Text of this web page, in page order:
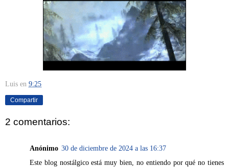
Luis en 9:25
Compartir
2 comentarios:
Anónimo 30 de diciembre de 2024 a las 16:37
Este blog nostálgico está muy bien, no entiendo por qué no tienes